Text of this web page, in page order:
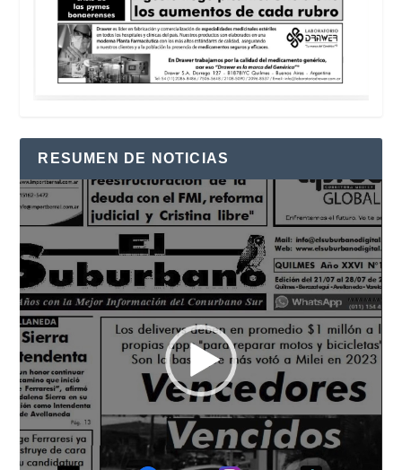
RESUMEN DE NOTICIAS
Reproductor
de
vídeo